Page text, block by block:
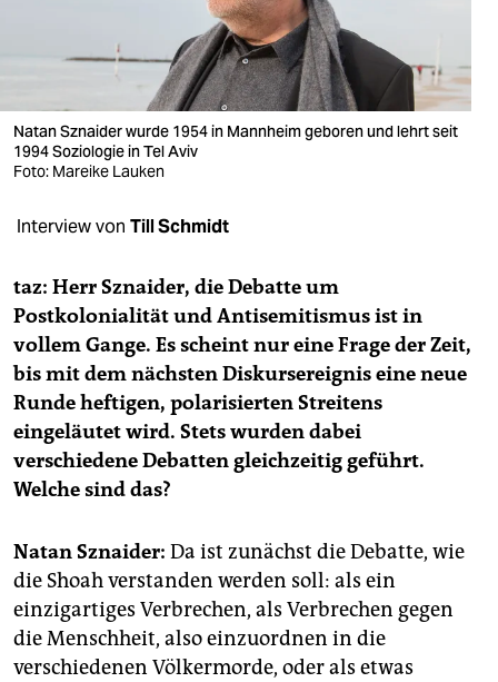
verlag
verlag
veranstaltungen
unterstützen
abo
genossenschaft
epaper login
Natan Sznaider wurde 1954 in Mannheim geboren und lehrt seit
1994 Soziologie in Tel Aviv
Foto: Mareike Lauken
Interview von Till Schmidt
taz: Herr Sznaider, die Debatte um
Postkolonialität und Antisemitismus ist in
vollem Gange. Es scheint nur eine Frage der Zeit,
bis mit dem nächsten Diskursereignis eine neue
Runde heftigen, polarisierten Streitens
eingeläutet wird. Stets wurden dabei
verschiedene Debatten gleichzeitig geführt.
Welche sind das?
Natan Sznaider: Da ist zunächst die Debatte, wie
die Shoah verstanden werden soll: als ein
einzigartiges Verbrechen, als Verbrechen gegen
die Menschheit, also einzuordnen in die
verschiedenen Völkermorde, oder als etwas